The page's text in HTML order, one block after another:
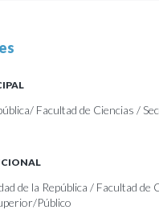
Facultad de Ciencias /
de la República / Facultad de
Público